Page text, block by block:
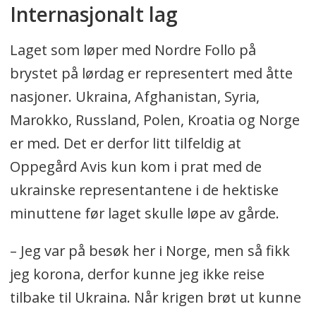
Internasjonalt lag
Laget som løper med Nordre Follo på
brystet på lørdag er representert med åtte
nasjoner. Ukraina, Afghanistan, Syria,
Marokko, Russland, Polen, Kroatia og Norge
er med. Det er derfor litt tilfeldig at
Oppegård Avis kun kom i prat med de
ukrainske representantene i de hektiske
minuttene før laget skulle løpe av gårde.
– Jeg var på besøk her i Norge, men så fikk
jeg korona, derfor kunne jeg ikke reise
tilbake til Ukraina. Når krigen brøt ut kunne